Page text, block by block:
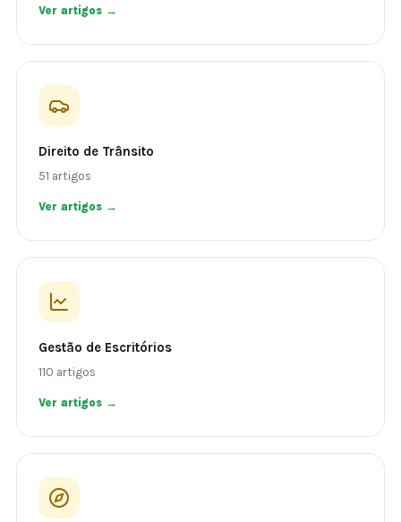
Ver artigos →
Direito de Trânsito
51 artigos
Ver artigos →
Gestão de Escritórios
110 artigos
Ver artigos →